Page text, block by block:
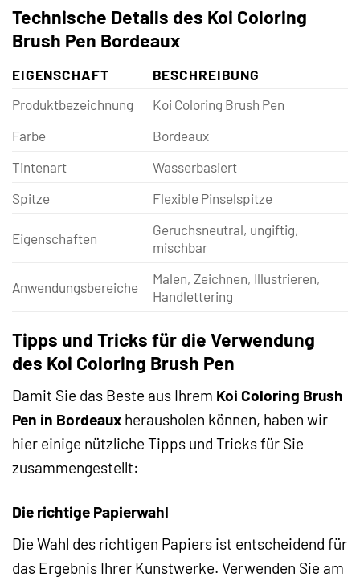
Technische Details des Koi Coloring
Brush Pen Bordeaux
EIGENSCHAFT
BESCHREIBUNG
Produktbezeichnung
Koi Coloring Brush Pen
Farbe
Bordeaux
Tintenart
Wasserbasiert
Spitze
Flexible Pinselspitze
Eigenschaften
Geruchsneutral, ungiftig,
mischbar
Anwendungsbereiche
Malen, Zeichnen, Illustrieren,
Handlettering
Tipps und Tricks für die Verwendung
des Koi Coloring Brush Pen
Damit Sie das Beste aus Ihrem Koi Coloring Brush
Pen in Bordeaux herausholen können, haben wir
hier einige nützliche Tipps und Tricks für Sie
zusammengestellt:
Die richtige Papierwahl
Die Wahl des richtigen Papiers ist entscheidend für
das Ergebnis Ihrer Kunstwerke. Verwenden Sie am